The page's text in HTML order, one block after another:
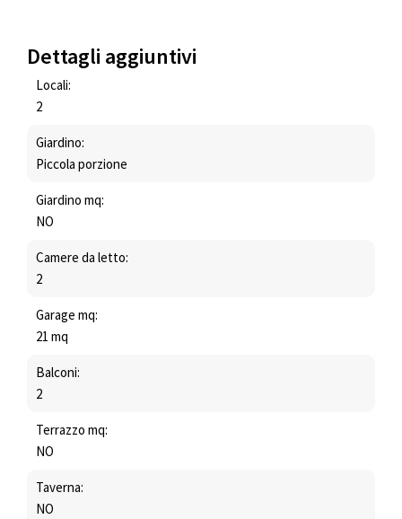
Dettagli aggiuntivi
Locali:
2
Giardino:
Piccola porzione
Giardino mq:
NO
Camere da letto:
2
Garage mq:
21 mq
Balconi:
2
Terrazzo mq:
NO
Taverna:
NO